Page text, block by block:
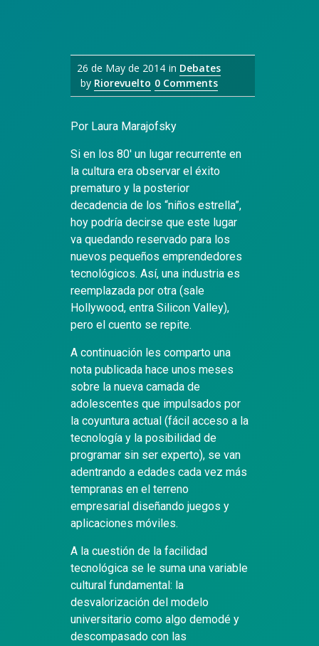
26 de May de 2014 in Debates
by Riorevuelto 0 Comments
Por Laura Marajofsky
Si en los 80′ un lugar recurrente en
la cultura era observar el éxito
prematuro y la posterior
decadencia de los “niños estrella”,
hoy podría decirse que este lugar
va quedando reservado para los
nuevos pequeños emprendedores
tecnológicos. Así, una industria es
reemplazada por otra (sale
Hollywood, entra Silicon Valley),
pero el cuento se repite.
A continuación les comparto una
nota publicada hace unos meses
sobre la nueva camada de
adolescentes que impulsados por
la coyuntura actual (fácil acceso a la
tecnología y la posibilidad de
programar sin ser experto), se van
adentrando a edades cada vez más
tempranas en el terreno
empresarial diseñando juegos y
aplicaciones móviles.
A la cuestión de la facilidad
tecnológica se le suma una variable
cultural fundamental: la
desvalorización del modelo
universitario como algo demodé y
descompasado con las